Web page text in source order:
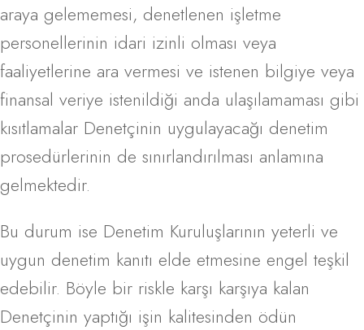
araya gelememesi, denetlenen işletme
personellerinin idari izinli olması veya
faaliyetlerine ara vermesi ve istenen bilgiye veya
finansal veriye istenildiği anda ulaşılamaması gibi
kısıtlamalar Denetçinin uygulayacağı denetim
prosedürlerinin de sınırlandırılması anlamına
gelmektedir.
Bu durum ise Denetim Kuruluşlarının yeterli ve
uygun denetim kanıtı elde etmesine engel teşkil
edebilir. Böyle bir riskle karşı karşıya kalan
Denetçinin yaptığı işin kalitesinden ödün